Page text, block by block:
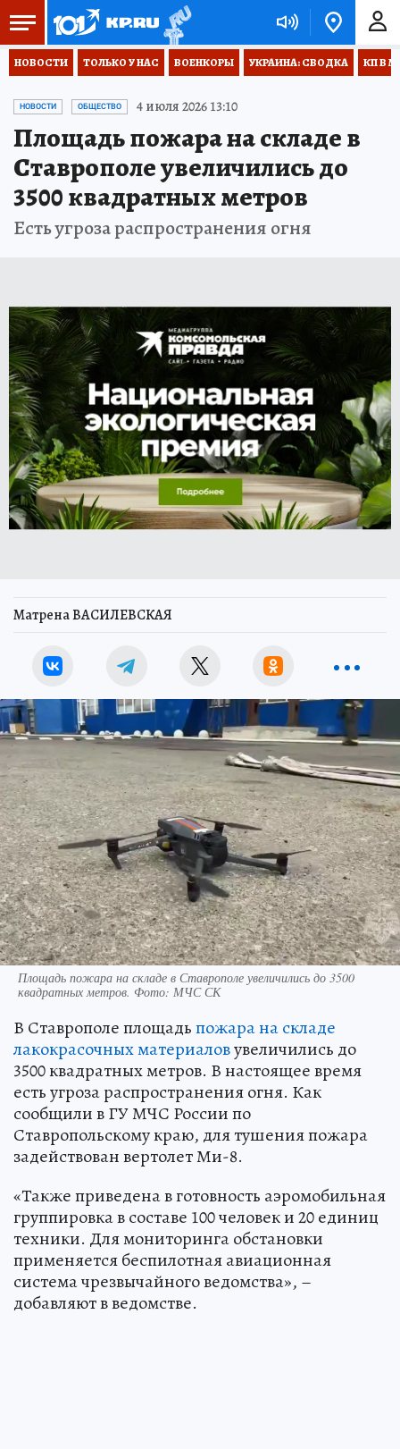
НОВОСТИ ТОЛЬКО У НАС ВОЕНКОРЫ УКРАИНА: СВОДКА КП В
НОВОСТИ ОБЩЕСТВО 4 июля 2026 13:10
Площадь пожара на складе в
Ставрополе увеличились до
3500 квадратных метров
Есть угроза распространения огня
Матрена ВАСИЛЕВСКАЯ
Площадь пожара на складе в Ставрополе увеличились до 3500
квадратных метров. Фото: МЧС СК
В Ставрополе площадьпожара на складе
лакокрасочных материаловувеличились до
3500 квадратных метров. В настоящее время
есть угроза распространения огня. Как
сообщили в ГУ МЧС России по
Ставропольскому краю, для тушения пожара
задействован вертолет Ми-8.
«Также приведена в готовность аэромобильная
группировка в составе 100 человек и 20 единиц
техники. Для мониторинга обстановки
применяется беспилотная авиационная
система чрезвычайного ведомства», –
добавляют в ведомстве.